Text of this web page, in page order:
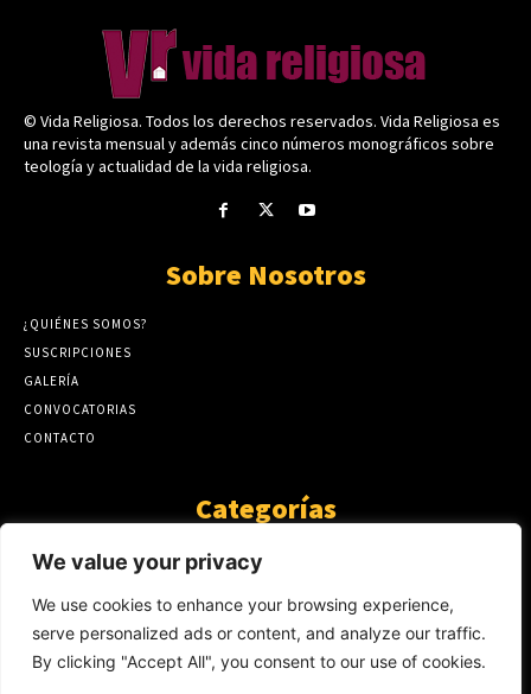
We value your privacy
We use cookies to enhance your browsing experience,
serve personalized ads or content, and analyze our traffic.
By clicking "Accept All", you consent to our use of cookies.
© Vida Religiosa. Todos los derechos reservados. Vida Religiosa es
una revista mensual y además cinco números monográficos sobre
teología y actualidad de la vida religiosa.
Sobre Nosotros
¿QUIÉNES SOMOS?
SUSCRIPCIONES
GALERÍA
CONVOCATORIAS
CONTACTO
Categorías
ARTÍCULOS
GUANTE DE SEDA
AL CALOR DE LA PALABRA
Y YO QUE SÉ
423
NOTICIAS
234